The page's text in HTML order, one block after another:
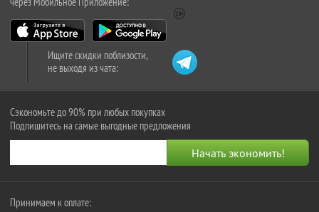
Ищите скидки поблизости,
не выходя из чата:
Сэкономьте до 90% при любых покупках
Подпишитесь на самые выгодные предложения
Принимаем к оплате: